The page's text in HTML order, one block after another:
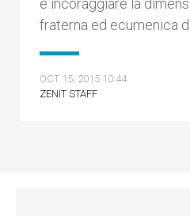
e incoraggiare la
fraterna ed ecumenica
OCT 15, 2015 10:44
ZENIT STAFF